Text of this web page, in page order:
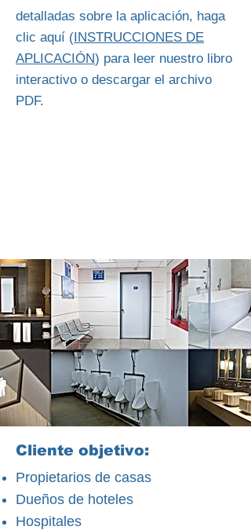
detalladas sobre la aplicación, haga
clic aquí (INSTRUCCIONES DE
APLICACIÓN) para leer nuestro libro
interactivo o descargar el archivo
PDF.
Cliente objetivo:
Propietarios de casas
Dueños de hoteles
Hospitales